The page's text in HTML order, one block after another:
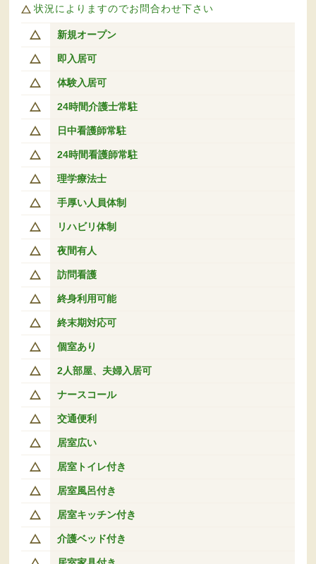
状況によりますのでお問合わせ下さい
新規オープン
即入居可
体験入居可
24時間介護士常駐
日中看護師常駐
24時間看護師常駐
理学療法士
手厚い人員体制
リハビリ体制
夜間有人
訪問看護
終身利用可能
終末期対応可
個室あり
2人部屋、夫婦入居可
ナースコール
交通便利
居室広い
居室トイレ付き
居室風呂付き
居室キッチン付き
介護ベッド付き